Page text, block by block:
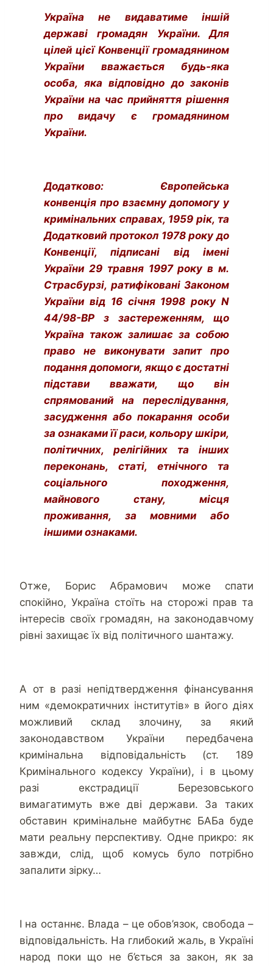
Україна не видаватиме іншій
державі громадян України. Для
цілей цієї Конвенції громадянином
України вважається будь-яка
особа, яка відповідно до законів
України на час прийняття рішення
про видачу є громадянином
України.
Додатково: Європейська
конвенція про взаємну допомогу у
кримінальних справах, 1959 рік, та
Додатковий протокол 1978 року до
Конвенції, підписані від імені
України 29 травня 1997 року в м.
Страсбурзі, ратифіковані Законом
України від 16 січня 1998 року N
44/98-ВР з застереженням, що
Україна також залишає за собою
право не виконувати запит про
подання допомоги, якщо є достатні
підстави вважати, що він
спрямований на переслідування,
засудження або покарання особи
за ознаками її раси, кольору шкіри,
політичних, релігійних та інших
переконань, статі, етнічного та
соціального походження,
майнового стану, місця
проживання, за мовними або
іншими ознаками.
Отже, Борис Абрамович може спати
спокійно, Україна стоїть на сторожі прав та
інтересів своїх громадян, на законодавчому
рівні захищає їх від політичного шантажу.
А от в разі непідтвердження фінансування
ним «демократичних інститутів» в його діях
можливий склад злочину, за який
законодавством України передбачена
кримінальна відповідальність (ст. 189
Кримінального кодексу України), і в цьому
разі екстрадиції Березовського
вимагатимуть вже дві держави. За таких
обставин кримінальне майбутнє БАБа буде
мати реальну перспективу. Одне прикро: як
завжди, слід, щоб комусь було потрібно
запалити зірку…
І на останнє. Влада – це обов’язок, свобода –
відповідальність. На глибокий жаль, в Україні
народ поки що не б’ється за закон, як за